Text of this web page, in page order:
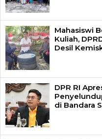
Mahasiswi
Kuliah,
Desil
DPR RI
di Bandara